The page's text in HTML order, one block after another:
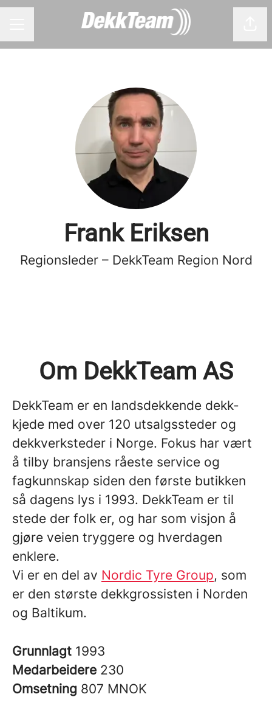
Frank Eriksen
Regionsleder – DekkTeam Region Nord
Om DekkTeam AS
DekkTeam er en landsdekkende dekk-
kjede med over 120 utsalgssteder og
dekkverksteder i Norge. Fokus har vært
å tilby bransjens råeste service og
fagkunnskap siden den første butikken
så dagens lys i 1993. DekkTeam er til
stede der folk er, og har som visjon å
gjøre veien tryggere og hverdagen
enklere.
Vi er en del av Nordic Tyre Group, som
er den største dekkgrossisten i Norden
og Baltikum.
Grunnlagt 1993
Medarbeidere 230
Omsetning 807 MNOK